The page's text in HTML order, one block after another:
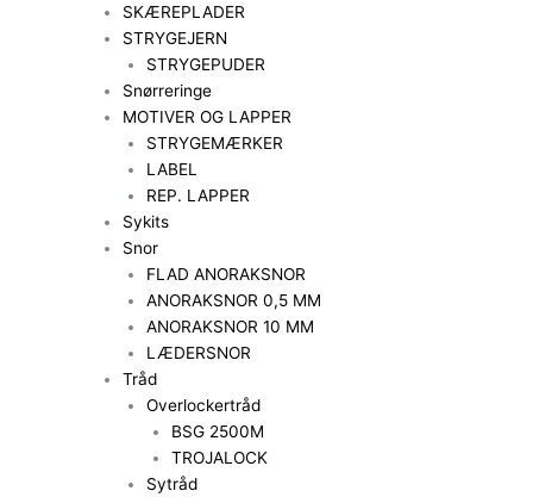
SKÆREPLADER
STRYGEJERN
STRYGEPUDER
Snørreringe
MOTIVER OG LAPPER
STRYGEMÆRKER
LABEL
REP. LAPPER
Sykits
Snor
FLAD ANORAKSNOR
ANORAKSNOR 0,5 MM
ANORAKSNOR 10 MM
LÆDERSNOR
Tråd
Overlockertråd
BSG 2500M
TROJALOCK
Sytråd